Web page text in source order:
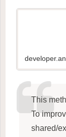
This
To
shared/